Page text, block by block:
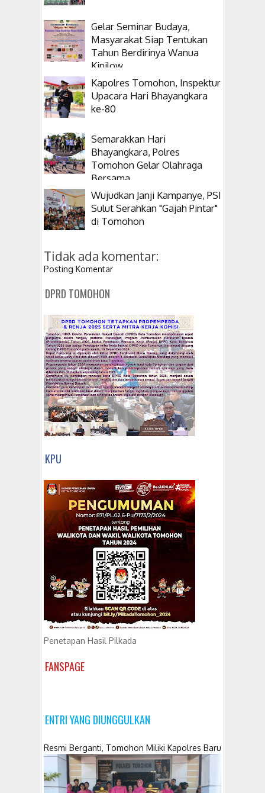
Gelar Seminar Budaya,
Masyarakat Siap Tentukan
Tahun Berdirinya Wanua
Kinilow
Kapolres Tomohon, Inspektur
Upacara Hari Bhayangkara
ke-80
Semarakkan Hari
Bhayangkara, Polres
Tomohon Gelar Olahraga
Bersama
Wujudkan Janji Kampanye, PSI
Sulut Serahkan "Gajah Pintar"
di Tomohon
Tidak ada komentar:
Posting Komentar
DPRD TOMOHON
KPU
Penetapan Hasil Pilkada
FANSPAGE
ENTRI YANG DIUNGGULKAN
Resmi Berganti, Tomohon Miliki Kapolres Baru